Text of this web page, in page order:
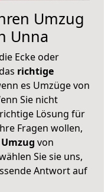
Umzug
Unna
Ecke oder
richtige
es Umzüge von
Sie nicht
Lösung für
Fragen wollen,
von
Sie sie uns,
Antwort auf